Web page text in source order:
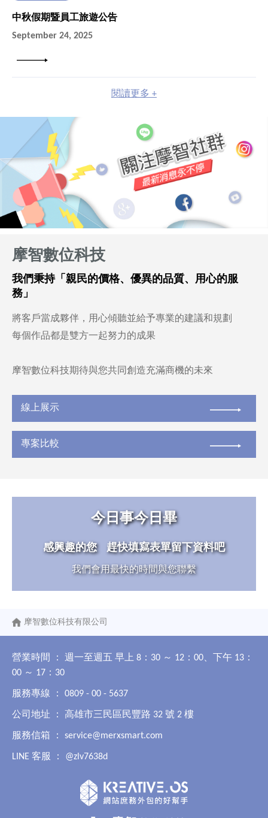
中秋假期暨員工旅遊公告
September 24, 2025
詳細內容
閱讀更多 +
摩智數位科技
我們秉持「親民的價格、優異的品質、用心的服
務」
將客戶當成夥伴，用心傾聽並給予專業的建議和規劃
每個作品都是雙方一起努力的成果
摩智數位科技期待與您共同創造充滿商機的未來
線上展示
專案比較
今日事今日畢
感興趣的您 趕快填寫表單留下資料吧
我們會用最快的時間與您聯繫
摩智數位科技有限公司
營業時間 ： 週一至週五 早上 8：30 ～ 12：00、下午 13：
00 ～ 17：30
服務專線 ： 0809 - 00 - 5637
公司地址 ： 高雄市三民區民豐路 32 號 2 樓
服務信箱 ： service@merxsmart.com
LINE 客服 ： @zlv7638d